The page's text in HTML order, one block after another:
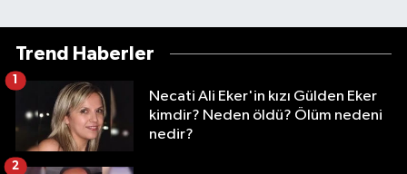
Trend Haberler
Necati Ali Eker'in kızı Gülden Eker
kimdir? Neden öldü? Ölüm nedeni
nedir?
1
2